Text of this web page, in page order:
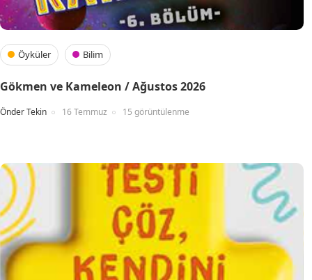
Öyküler Bilim
Gökmen ve Kameleon / Ağustos 2026
Önder Tekin 16 Temmuz 15 görüntülenme